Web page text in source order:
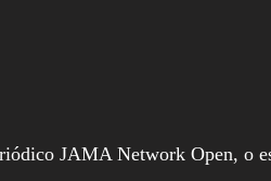
JAMA Network Open, o